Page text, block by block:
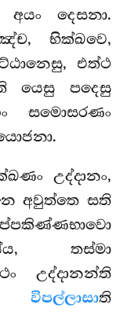
දෙසනා.
භික්ඛවෙ,
එත්ථ
යෙසු පදෙසු
සමොසරණං
උද්දානං,
අවුත්තෙ සති
තස්මා
උද්දානන්ති
ති